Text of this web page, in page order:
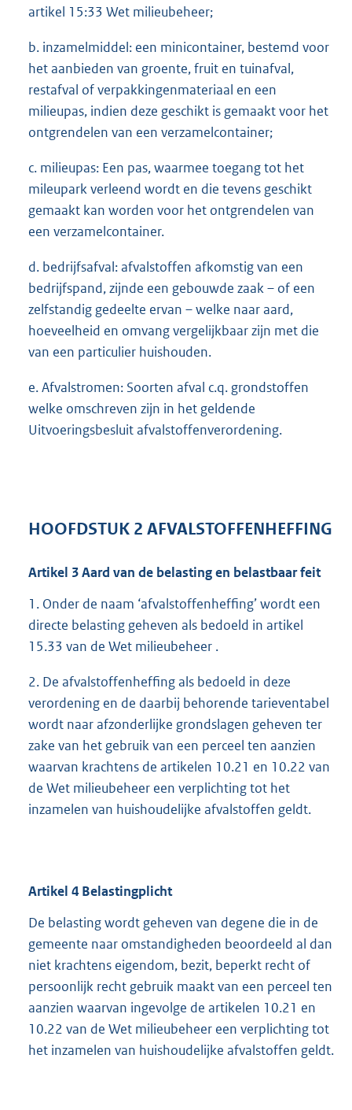
artikel 15:33 Wet milieubeheer;
b. inzamelmiddel: een minicontainer, bestemd voor
het aanbieden van groente, fruit en tuinafval,
restafval of verpakkingenmateriaal en een
milieupas, indien deze geschikt is gemaakt voor het
ontgrendelen van een verzamelcontainer;
c. milieupas: Een pas, waarmee toegang tot het
mileupark verleend wordt en die tevens geschikt
gemaakt kan worden voor het ontgrendelen van
een verzamelcontainer.
d. bedrijfsafval: afvalstoffen afkomstig van een
bedrijfspand, zijnde een gebouwde zaak – of een
zelfstandig gedeelte ervan – welke naar aard,
hoeveelheid en omvang vergelijkbaar zijn met die
van een particulier huishouden.
e. Afvalstromen: Soorten afval c.q. grondstoffen
welke omschreven zijn in het geldende
Uitvoeringsbesluit afvalstoffenverordening.
HOOFDSTUK 2 AFVALSTOFFENHEFFING
Artikel 3Aard van de belasting en belastbaar feit
1. Onder de naam ‘afvalstoffenheffing’ wordt een
directe belasting geheven als bedoeld in artikel
15.33 van de Wet milieubeheer .
2. De afvalstoffenheffing als bedoeld in deze
verordening en de daarbij behorende tarieventabel
wordt naar afzonderlijke grondslagen geheven ter
zake van het gebruik van een perceel ten aanzien
waarvan krachtens de artikelen 10.21 en 10.22 van
de Wet milieubeheer een verplichting tot het
inzamelen van huishoudelijke afvalstoffen geldt.
Artikel 4 Belastingplicht
De belasting wordt geheven van degene die in de
gemeente naar omstandigheden beoordeeld al dan
niet krachtens eigendom, bezit, beperkt recht of
persoonlijk recht gebruik maakt van een perceel ten
aanzien waarvan ingevolge de artikelen 10.21 en
10.22 van de Wet milieubeheer een verplichting tot
het inzamelen van huishoudelijke afvalstoffen geldt.